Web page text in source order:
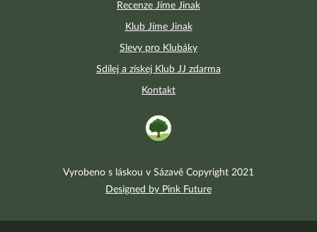
Recenze Jíme Jinak
Klub Jíme Jinak
Slevy pro Klubáky
Sdílej a získej Klub JJ zdarma
Kontakt
Vyrobeno s láskou v Sázavě Copyright 2021
Designed by Pink Future